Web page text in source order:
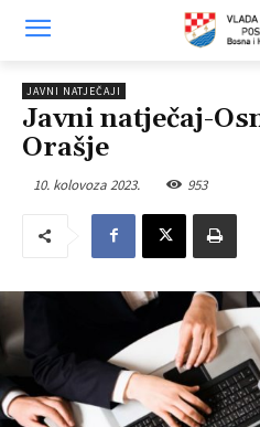
JAVNI NATJEČAJI
Javni natječaj-
Orašje
10. kolovoza 2023. 953